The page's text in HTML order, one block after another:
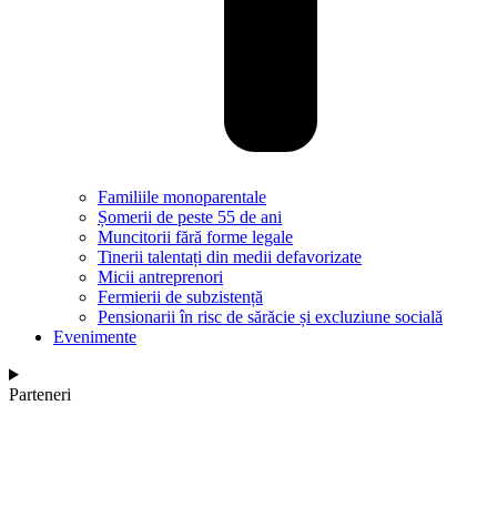
Familiile monoparentale
Șomerii de peste 55 de ani
Muncitorii fără forme legale
Tinerii talentați din medii defavorizate
Micii antreprenori
Fermierii de subzistență
Pensionarii în risc de sărăcie și excluziune socială
Evenimente
Parteneri